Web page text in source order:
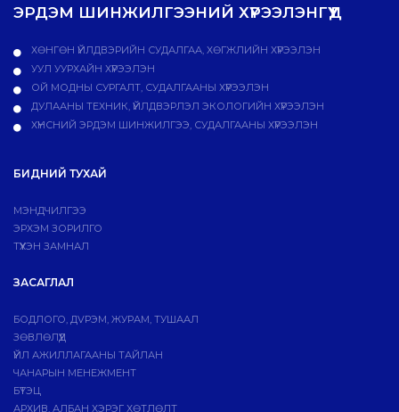
ЭРДЭМ ШИНЖИЛГЭЭНИЙ ХҮРЭЭЛЭНГҮҮД
ХӨНГӨН ҮЙЛДВЭРИЙН СУДАЛГАА, ХӨГЖЛИЙН ХҮРЭЭЛЭН
УУЛ УУРХАЙН ХҮРЭЭЛЭН
ОЙ МОДНЫ СУРГАЛТ, СУДАЛГААНЫ ХҮРЭЭЛЭН
ДУЛААНЫ ТЕХНИК, ҮЙЛДВЭРЛЭЛ ЭКОЛОГИЙН ХҮРЭЭЛЭН
ХҮНСНИЙ ЭРДЭМ ШИНЖИЛГЭЭ, СУДАЛГААНЫ ХҮРЭЭЛЭН
БИДНИЙ ТУХАЙ
МЭНДЧИЛГЭЭ
ЭРХЭМ ЗОРИЛГО
ТҮҮХЭН ЗАМНАЛ
ЗАСАГЛАЛ
БОДЛОГО, ДVРЭМ, ЖУРАМ, ТУШААЛ
ЗӨВЛӨЛҮҮД
ҮЙЛ АЖИЛЛАГААНЫ ТАЙЛАН
ЧАНАРЫН МЕНЕЖМЕНТ
БҮТЭЦ
АРХИВ, АЛБАН ХЭРЭГ ХӨТЛӨЛТ